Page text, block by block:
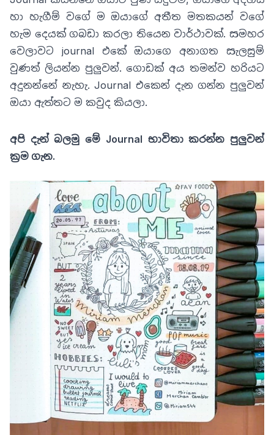
හා හැගීම් වගේ ම ඔයාගේ අතීත මතකයන් වගේ
හැම දෙයක් ගබඩා කරලා තියෙන වාර්ථාවක්. සමහර
වෙලාවට journal එකේ ඔයාගෙ අනාගත සැලසුම්
වුණත් ලියන්න පුලුවන්. ගොඩක් අය තමන්ව හරියට
අදුනන්නේ නැහැ. Journal එකෙන් දැන ගන්න පුලුවන්
ඔයා ඇත්තට ම කවුද කියලා.
අපි දැන් බලමු මේ Journal භාවිතා කරන්න පුලුවන්
ක්‍රම ගැන.